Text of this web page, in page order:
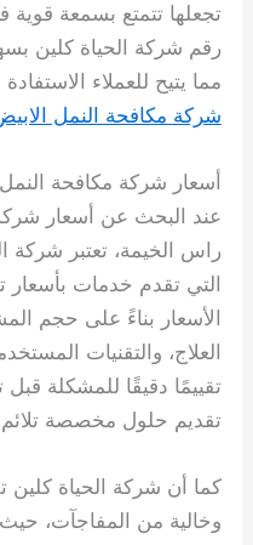
تجعلها تتمتع بسمعة
رقم شركة الحياة كلين
مما يتيح للعملاء
شركة مكافحة النمل
أسعار شركة مكافحة
عند البحث عن أسعار
راس الخيمة، تعتبر شركة
التي تقدم خدمات بأسعار
الأسعار بناءً على حجم
العلاج، والتقنيات
تقييمًا دقيقًا للمشكلة
تقديم حلول مخصصة تلائم
كما أن شركة الحياة كلين
وخالية من المفاجآت،